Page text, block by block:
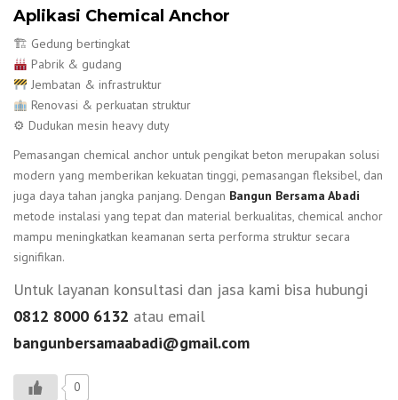
Aplikasi Chemical Anchor
🏗 Gedung bertingkat
Pabrik & gudang
Jembatan & infrastruktur
Renovasi & perkuatan struktur
⚙ Dudukan mesin heavy duty
Pemasangan chemical anchor untuk pengikat beton merupakan solusi
modern yang memberikan kekuatan tinggi, pemasangan fleksibel, dan
juga daya tahan jangka panjang. Dengan Bangun Bersama Abadi
metode instalasi yang tepat dan material berkualitas, chemical anchor
mampu meningkatkan keamanan serta performa struktur secara
signifikan.
Untuk layanan konsultasi dan jasa kami bisa hubungi
0812 8000 6132 atau email
bangunbersamaabadi@gmail.com
0